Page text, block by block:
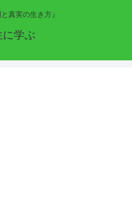
真実の生き方』
に学ぶ